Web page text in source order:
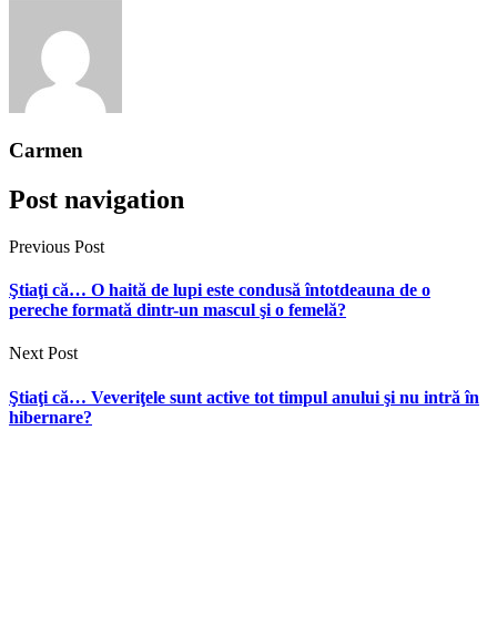
Carmen
Post navigation
Previous Post
Ştiaţi că… O haită de lupi este condusă întotdeauna de o
pereche formată dintr-un mascul şi o femelă?
Next Post
Ştiaţi că… Veveriţele sunt active tot timpul anului şi nu intră în
hibernare?